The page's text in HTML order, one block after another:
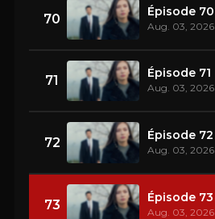
70 Épisode 70
Aug. 03, 2026
71 Épisode 71
Aug. 03, 2026
72 Épisode 72
Aug. 03, 2026
73 Épisode 73
Aug. 03, 2026